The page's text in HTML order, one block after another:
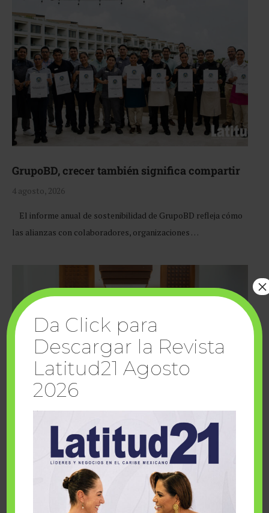
GrupoBD, crecer también significa compartir
4 agosto, 2026
El informe anual de sostenibilidad de GrupoBD refleja cómo
las alianzas con colaboradores, organizaciones …
Cuando la solidaridad inspira; cumplen
sueños Fairmont Mayakoba y Make-A-Wish
Da Click para
Descargar la Revista
Latitud21 Agosto
2026
×